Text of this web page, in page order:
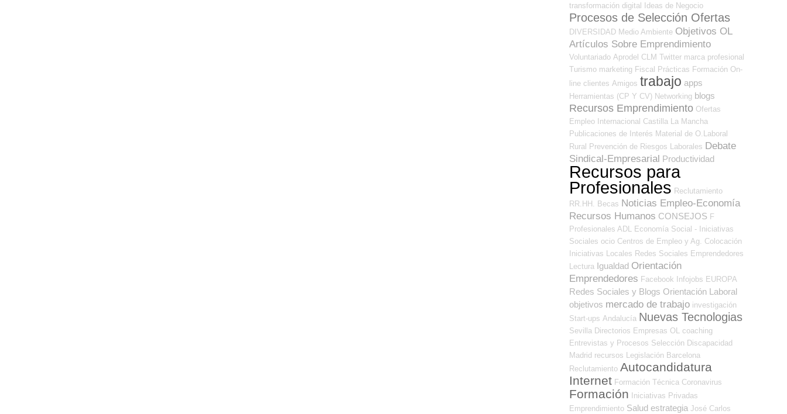
transformación digital
Ideas de Negocio
Procesos de Selección Ofertas
DIVERSIDAD Medio Ambiente Objetivos OL
Artículos Sobre Emprendimiento
Voluntariado Aprodel CLM Twitter marca profesional
Turismo marketing Fiscal Prácticas Formación On-
line clientes Amigos trabajo apps
Herramientas (CP Y CV) Networking blogs
Recursos Emprendimiento Ofertas
Empleo Internacional Castilla La Mancha
Publicaciones de Interés Material de O.Laboral
Rural
Prevención de Riesgos Laborales Debate
Sindical-Empresarial Productividad
Recursos para
Profesionales Reclutamiento
RR.HH.
Becas Noticias Empleo-Economía
Recursos Humanos CONSEJOS F
Profesionales ADL
Economía Social - Iniciativas
Sociales ocio Centros de Empleo y Ag. Colocación
Iniciativas Locales Redes Sociales Emprendedores
Lectura Igualdad Orientación
Emprendedores Facebook Infojobs EUROPA
Redes Sociales y Blogs Orientación Laboral
objetivos mercado de trabajo investigación
Start-ups Andalucía Nuevas Tecnologias
Sevilla Directorios Empresas OL
coaching
Entrevistas y Procesos Selección Discapacidad
Madrid recursos Legislación Barcelona
Reclutamiento Autocandidatura
Internet Formación Técnica Coronavirus
Formación
Iniciativas Privadas
Emprendimiento Salud estrategia José Carlos